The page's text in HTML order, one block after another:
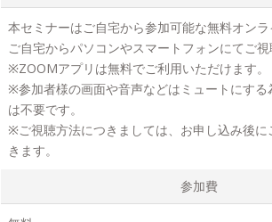
本セミナーはご自宅から参加可能な無料オンラ
ご自宅からパソコンやスマートフォンにてご視
※ZOOMアプリは無料でご利用いただけます。
※参加者様の画面や音声などはミュートにする
は不要です。
※ご視聴方法につきましては、お申し込み後に
きます。
参加費